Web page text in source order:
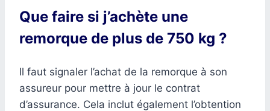
Que faire si j’achète une
remorque de plus de 750 kg ?
Il faut signaler l’achat de la remorque à son
assureur pour mettre à jour le contrat
d’assurance. Cela inclut également l’obtention